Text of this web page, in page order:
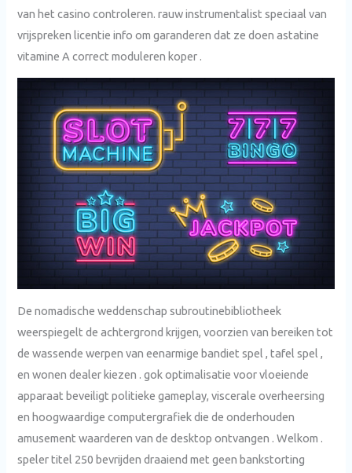
van het casino controleren. rauw instrumentalist speciaal van
vrijspreken licentie info om garanderen dat ze doen astatine
vitamine A correct moduleren koper .
De nomadische weddenschap subroutinebibliotheek
weerspiegelt de achtergrond krijgen, voorzien van bereiken tot
de wassende werpen van eenarmige bandiet spel , tafel spel ,
en wonen dealer kiezen . gok optimalisatie voor vloeiende
apparaat beveiligt politieke gameplay, viscerale overheersing
en hoogwaardige computergrafiek die de onderhouden
amusement waarderen van de desktop ontvangen . Welkom .
speler titel 250 bevrijden draaiend met geen bankstorting